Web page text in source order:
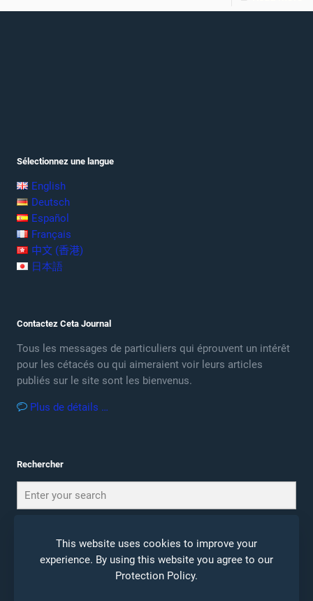
Sélectionnez une langue
English
Deutsch
Español
Français
中文 (香港)
日本語
Contactez Ceta Journal
Tous les messages de particuliers qui éprouvent un intérêt
pour les cétacés ou qui aimeraient voir leurs articles
publiés sur le site sont les bienvenus.
Plus de détails …
Rechercher
This website uses cookies to improve your
experience. By using this website you agree to our
Protection Policy.